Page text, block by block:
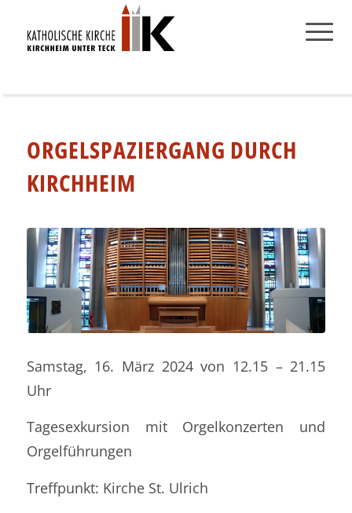
ORGELSPAZIERGANG DURCH
KIRCHHEIM
Samstag, 16. März 2024 von 12.15 – 21.15
Uhr
Tagesexkursion mit Orgelkonzerten und
Orgelführungen
Treffpunkt: Kirche St. Ulrich